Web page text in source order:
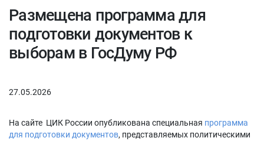
Размещена программа для
подготовки документов к
выборам в ГосДуму РФ
27.05.2026
На сайте ЦИК России опубликована специальная программа
для подготовки документов, представляемых политическими